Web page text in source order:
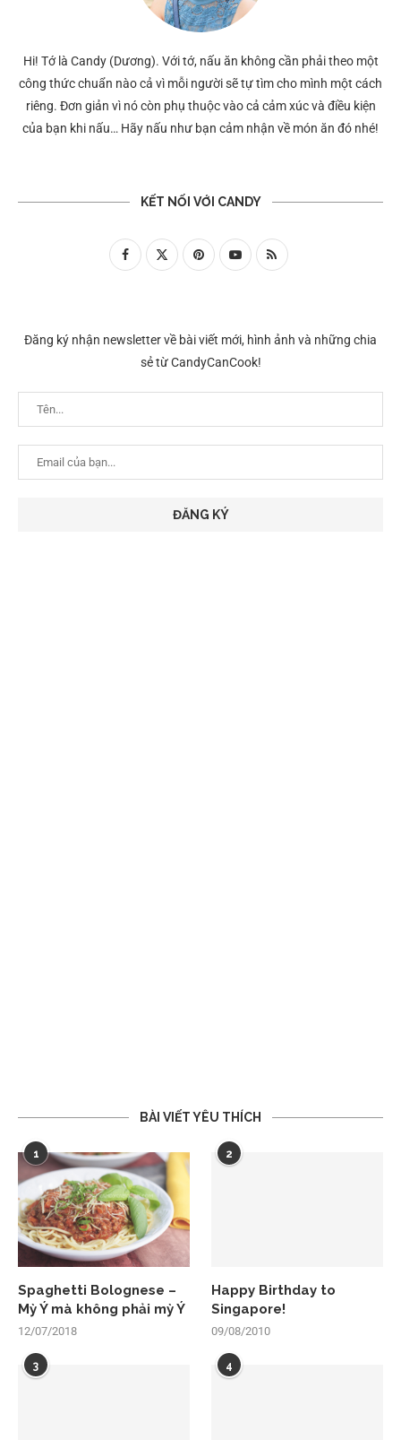
Hi! Tớ là Candy (Dương). Với tớ, nấu ăn không cần phải theo một
công thức chuẩn nào cả vì mỗi người sẽ tự tìm cho mình một cách
riêng. Đơn giản vì nó còn phụ thuộc vào cả cảm xúc và điều kiện
của bạn khi nấu… Hãy nấu như bạn cảm nhận về món ăn đó nhé!
KẾT NỐI VỚI CANDY
Đăng ký nhận newsletter về bài viết mới, hình ảnh và những chia
sẻ từ CandyCanCook!
BÀI VIẾT YÊU THÍCH
1
Spaghetti Bolognese –
Mỳ Ý mà không phải mỳ Ý
12/07/2018
2
Happy Birthday to
Singapore!
09/08/2010
3 4